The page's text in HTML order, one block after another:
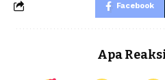
Facebook
Apa